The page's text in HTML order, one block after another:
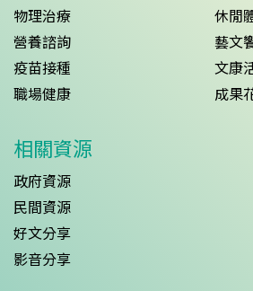
物理治療
營養諮詢
疫苗接種
職場健康
休閒
藝文
文康
成果
相關資源
政府資源
民間資源
好文分享
影音分享